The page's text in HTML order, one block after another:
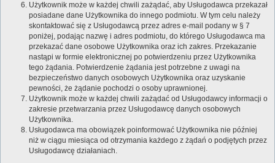
Użytkownik może w każdej chwili zażądać, aby Usługodawca przekazał
posiadane dane Użytkownika do innego podmiotu. W tym celu należy
skontaktować się z Usługodawcą przez adres e-mail podany w § 7
poniżej, podając nazwę i adres podmiotu, do którego Usługodawca ma
przekazać dane osobowe Użytkownika oraz ich zakres. Przekazanie
nastąpi w formie elektronicznej po potwierdzeniu przez Użytkownika
tego żądania. Potwierdzenie żądania jest potrzebne z uwagi na
bezpieczeństwo danych osobowych Użytkownika oraz uzyskanie
pewności, że żądanie pochodzi o osoby uprawnionej.
Użytkownik może w każdej chwili zażądać od Usługodawcy informacji o
zakresie przetwarzania przez Usługodawcę danych osobowych
Użytkownika.
Usługodawca ma obowiązek poinformować Użytkownika nie później
niż w ciągu miesiąca od otrzymania każdego z żądań o podjętych przez
Usługodawcę działaniach.